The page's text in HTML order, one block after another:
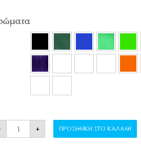
ΘΗΚΗ ΓΙΑ ΟΔΟΝΤΟΒΟΥΡΤΣΕΣ
+ ΠΡΟΣΘΉΚΗ ΣΤΟ ΚΑΛΆΘΙ